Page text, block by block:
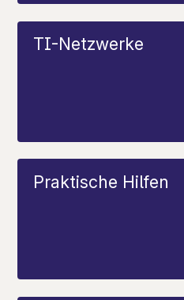
TI-Netzwerke
Praktische Hilfen